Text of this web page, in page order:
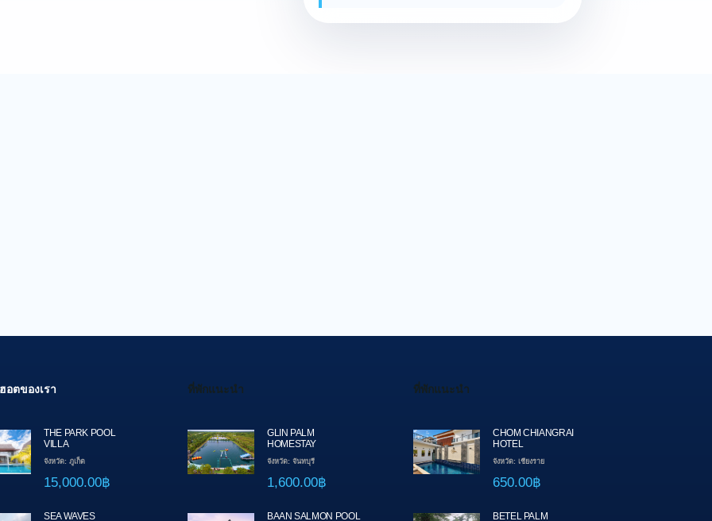
อตของเรา
THE PARK POOL
VILLA
จังหวัด: ภูเก็ต
15,000.00฿
SEA WAVES
ที่พักแนะนำ
GLIN PALM
HOMESTAY
จังหวัด: จันทบุรี
1,600.00฿
BAAN SALMON POOL
ที่พักแนะนำ
CHOM CHIANGRAI
HOTEL
จังหวัด: เชียงราย
650.00฿
BETEL PALM